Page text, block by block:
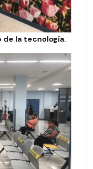
la tecnología.